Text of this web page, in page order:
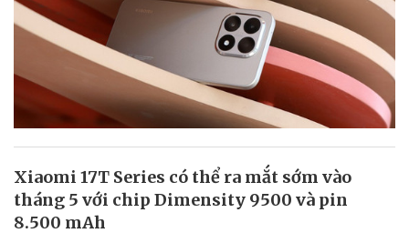
Xiaomi 17T Series có thể ra mắt sớm vào
tháng 5 với chip Dimensity 9500 và pin
8.500 mAh